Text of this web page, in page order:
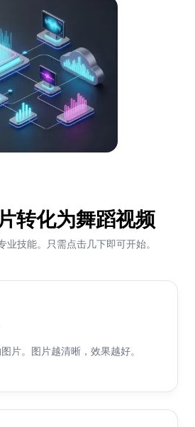
转化为舞蹈视频
业技能。只需点击几下即可开始。
片。图片越清晰，效果越好。